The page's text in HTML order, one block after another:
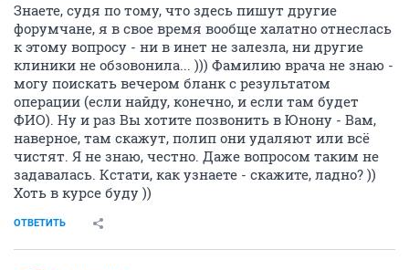
Знаете, судя по тому, что здесь пишут другие
форумчане, я в свое время вообще халатно отнеслась
к этому вопросу - ни в инет не залезла, ни другие
клиники не обзовонила... ))) Фамилию врача не знаю -
могу поискать вечером бланк с результатом
операции (если найду, конечно, и если там будет
ФИО). Ну и раз Вы хотите позвонить в Юнону - Вам,
наверное, там скажут, полип они удаляют или всё
чистят. Я не знаю, честно. Даже вопросом таким не
задавалась. Кстати, как узнаете - скажите, ладно? ))
Хоть в курсе буду ))
ОТВЕТИТЬ